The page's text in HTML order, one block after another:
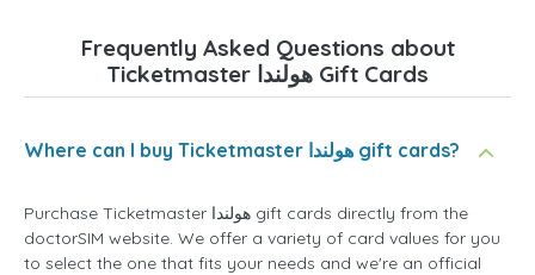
Frequently Asked Questions about
Ticketmaster هولندا Gift Cards
Where can I buy Ticketmaster هولندا gift cards?
Purchase Ticketmaster هولندا gift cards directly from the
doctorSIM website. We offer a variety of card values for you
to select the one that fits your needs and we're an official